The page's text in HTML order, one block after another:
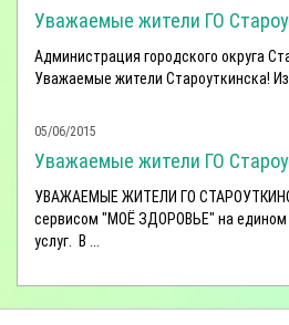
Уважаемые жители ГО
Администрация городского округа
Уважаемые жители Староуткинска!
05/06/2015
Уважаемые жители ГО
УВАЖАЕМЫЕ ЖИТЕЛИ ГО
сервисом "МОЁ ЗДОРОВЬЕ" на едином
услуг. В ...